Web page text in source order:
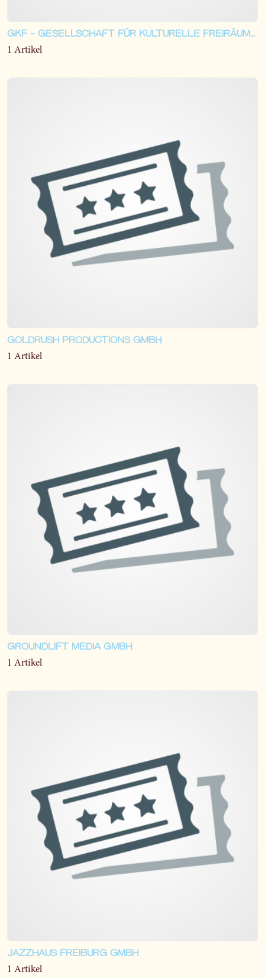
GKF - GESELLSCHAFT FÜR KULTURELLE FREIRÄUME MBH, 90461 NÜRNBERG
1 Artikel
GOLDRUSH PRODUCTIONS GMBH
1 Artikel
GROUNDLIFT MEDIA GMBH
1 Artikel
JAZZHAUS FREIBURG GMBH
1 Artikel